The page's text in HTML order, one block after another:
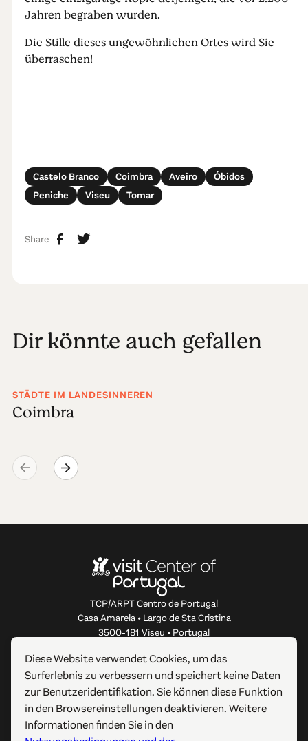
Jahren begraben wurden.
Die Stille dieses ungewöhnlichen Ortes wird Sie
überraschen!
Castelo Branco Coimbra Aveiro
Óbidos
Peniche
Viseu Tomar
Share
Dir könnte auch gefallen
STÄDTE IM LANDESINNEREN
Coimbra
TCP/ARPT Centro de Portugal
Casa Amarela • Largo de Sta Cristina
3500-181 Viseu • Portugal
ÜBER DIESE WEBSITE
NÜTZLICHE LINKS
Diese Website verwendet Cookies, um das
Surferlebnis zu verbessern und speichert keine Daten
zur Benutzeridentifikation. Sie können diese Funktion
in den Browsereinstellungen deaktivieren. Weitere
Informationen finden Sie in den